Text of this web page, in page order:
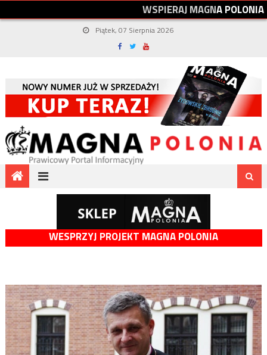
WSPIERAJMAGNAPOLONIA
Piątek, 07 Sierpnia 2026
WESPRZYJ PROJEKT MAGNA POLONIA